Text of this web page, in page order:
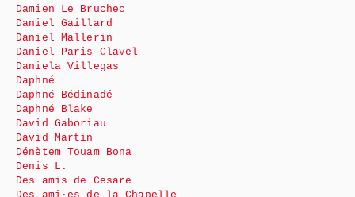
Damien Le Bruchec
Daniel Gaillard
Daniel Mallerin
Daniel Paris-Clavel
Daniela Villegas
Daphné
Daphné Bédinadé
Daphné Blake
David Gaboriau
David Martin
Dénètem Touam Bona
Denis L.
Des amis de Cesare